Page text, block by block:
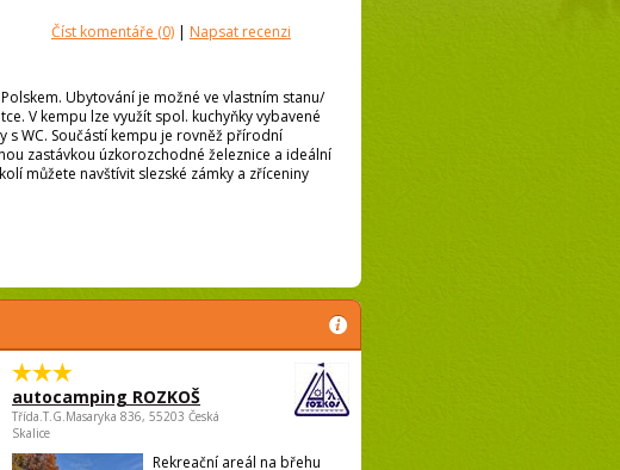
Číst komentáře (0) | Napsat recenzi
Ubytování je možné ve vlastním stanu/
V kempu lze využít spol. kuchyňky vybavené
s WC. Součástí kempu je rovněž přírodní
zastávkou úzkorozchodné železnice a ideální
můžete navštívit slezské zámky a zříceniny
autocamping ROZKOŠ
Třída.T.G.Masaryka 836, 55203 Česká
Skalice
Rekreační areál na břehu